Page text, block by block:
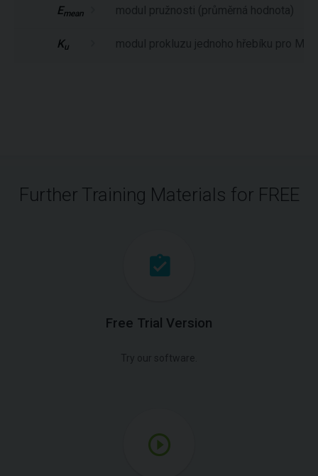
Emean modul pružnosti (průměrná hodnota)
Ku modul prokluzu jednoho hřebíku pro MSÚ
Further Training Materials for FREE
Free Trial Version
Try our software.